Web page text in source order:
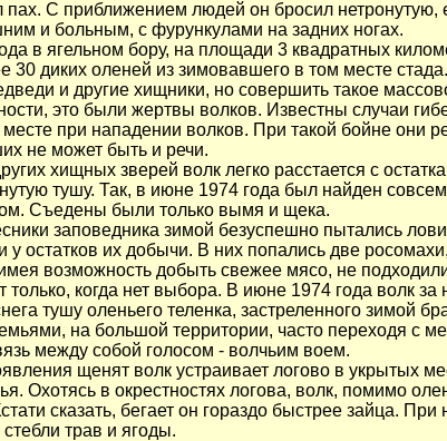
пах. С приближением людей он бросил
и больным, с фурункулами на задних ногах.
в ягельном бору, на площади 3 квадратных
30 диких оленей из зимовавшего в том месте
и другие хищники, но совершить такое
это были жертвы волков. Известны случаи
при нападении волков. При такой бойне они
не может быть и речи.
хищных зверей волк легко расстается с
тушу. Так, в июне 1974 года был найден
Съедены были только вымя и щека.
заповедника зимой безуспешно пытались
у остатков их добычи. В них попались две
возможность добыть свежее мясо, не
только, когда нет выбора. В июне 1974 года волк за
тушу оленьего теленка, застреленного зимой
на большой территории, часто переходя с
между собой голосом - волчьим воем.
щенят волк устраивает логово в укрытых
Охотясь в окрестностях логова, волк, помимо
сказать, бегает он гораздо быстрее зайца.
трав и ягоды.